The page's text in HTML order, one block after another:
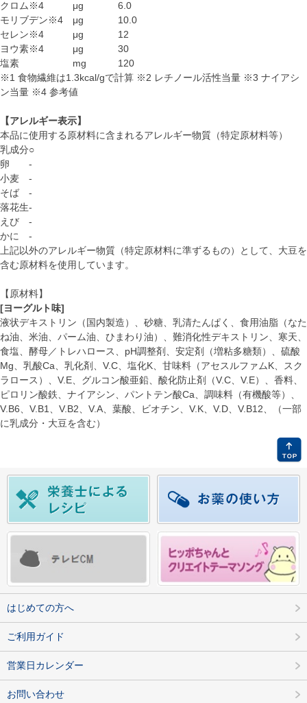
クロム※4
μg
6.0
モリブデン※4
μg
10.0
セレン※4
μg
12
ヨウ素※4
μg
30
塩素
mg
120
※1 食物繊維は1.3kcal/gで計算 ※2 レチノール活性当量 ※3 ナイアシ
ン当量 ※4 参考値
【アレルギー表示】
本品に使用する原材料に含まれるアレルギー物質（特定原材料等）
乳成分○
卵
-
小麦
-
そば
-
落花生-
えび
-
かに
-
上記以外のアレルギー物質（特定原材料に準ずるもの）として、大豆を
含む原材料を使用しています。
【原材料】
[ヨーグルト味]
液状デキストリン（国内製造）、砂糖、乳清たんぱく、食用油脂（なた
ね油、米油、パーム油、ひまわり油）、難消化性デキストリン、寒天、
食塩、酵母／トレハロース、pH調整剤、安定剤（増粘多糖類）、硫酸
Mg、乳酸Ca、乳化剤、V.C、塩化K、甘味料（アセスルファムK、スク
ラロース）、V.E、グルコン酸亜鉛、酸化防止剤（V.C、V.E）、香料、
ピロリン酸鉄、ナイアシン、パントテン酸Ca、調味料（有機酸等）、
V.B6、V.B1、V.B2、V.A、葉酸、ビオチン、V.K、V.D、V.B12、（一部
に乳成分・大豆を含む）
はじめての方へ
ご利用ガイド
営業日カレンダー
お問い合わせ